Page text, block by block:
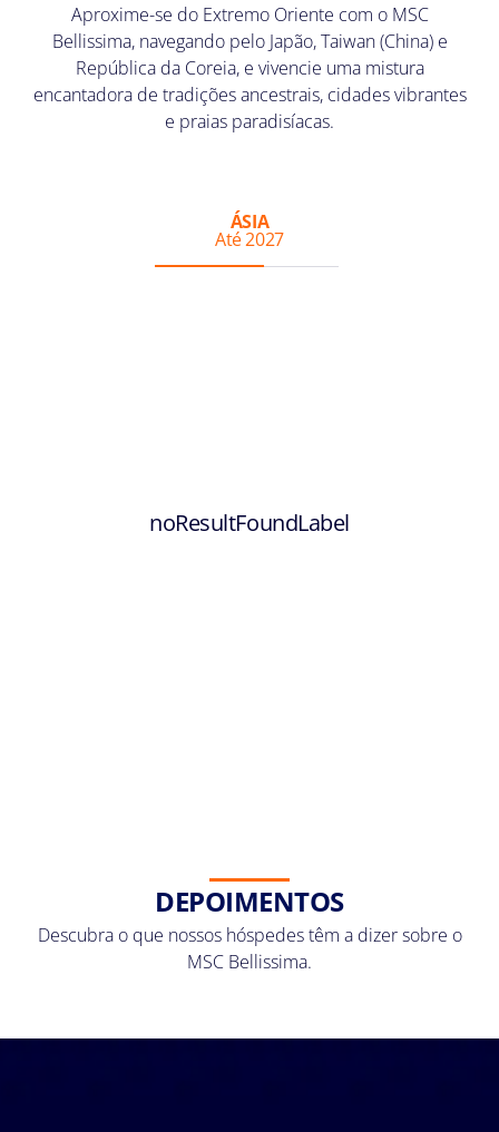
Aproxime-se do Extremo Oriente com o MSC
Bellissima, navegando pelo Japão, Taiwan (China) e
República da Coreia, e vivencie uma mistura
encantadora de tradições ancestrais, cidades vibrantes
e praias paradisíacas.
ÁSIA
Até 2027
noResultFoundLabel
DEPOIMENTOS
Descubra o que nossos hóspedes têm a dizer sobre o
MSC Bellissima.